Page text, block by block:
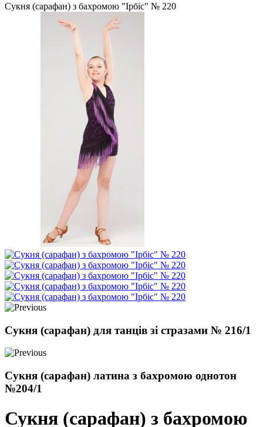
Сукня (сарафан) з бахромою "Ірбіс" № 220
Сукня (сарафан) для танців зі стразами № 216/1
Сукня (сарафан) латина з бахромою однотон
№204/1
Сукня (сарафан) з бахромою